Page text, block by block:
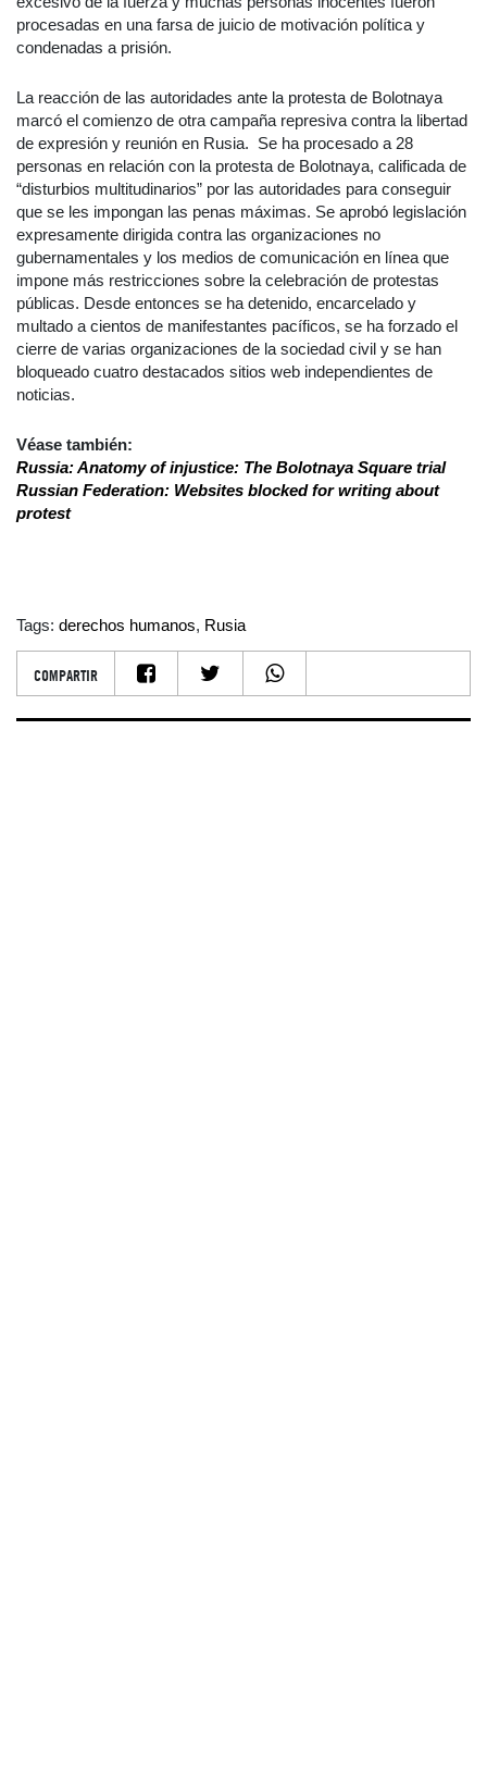
procesadas en una farsa de juicio de motivación política y
condenadas a prisión.
La reacción de las autoridades ante la protesta de Bolotnaya
marcó el comienzo de otra campaña represiva contra la libertad
de expresión y reunión en Rusia. Se ha procesado a 28
personas en relación con la protesta de Bolotnaya, calificada de
“disturbios multitudinarios” por las autoridades para conseguir
que se les impongan las penas máximas. Se aprobó legislación
expresamente dirigida contra las organizaciones no
gubernamentales y los medios de comunicación en línea que
impone más restricciones sobre la celebración de protestas
públicas. Desde entonces se ha detenido, encarcelado y
multado a cientos de manifestantes pacíficos, se ha forzado el
cierre de varias organizaciones de la sociedad civil y se han
bloqueado cuatro destacados sitios web independientes de
noticias.
Véase también:
Russia: Anatomy of injustice: The Bolotnaya Square trial
Russian Federation: Websites blocked for writing about
protest
Tags: derechos humanos, Rusia
COMPARTIR